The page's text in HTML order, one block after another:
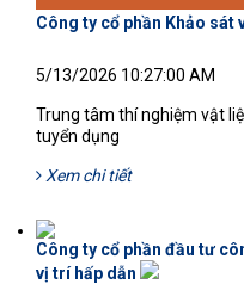
Công ty cổ phần Khảo sát
5/13/2026 10:27:00 AM
Trung tâm thí nghiệm vật
tuyển dụng
Xem chi tiết
Công ty cổ phần đầu tư
vị trí hấp dẫn